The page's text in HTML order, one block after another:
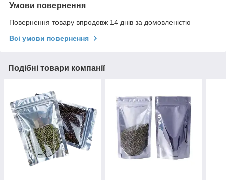
Умови повернення
Повернення товару впродовж 14 днів за домовленістю
Всі умови повернення
Подібні товари компанії